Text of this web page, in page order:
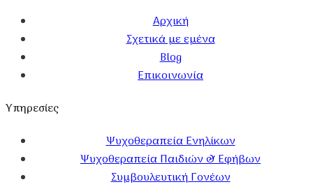
Αρχική
Σχετικά με εμένα
Blog
Επικοινωνία
Υπηρεσίες
Ψυχοθεραπεία Ενηλίκων
Ψυχοθεραπεία Παιδιών & Εφήβων
Συμβουλευτική Γονέων